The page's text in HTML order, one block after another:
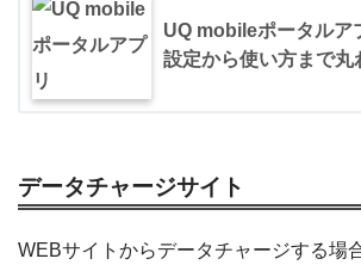
UQ mobileポータルア
設定から使い方まで丸
データチャージサイト
WEBサイトからデータチャージする場